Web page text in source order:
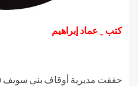
كتب _ عماد إبراهيم